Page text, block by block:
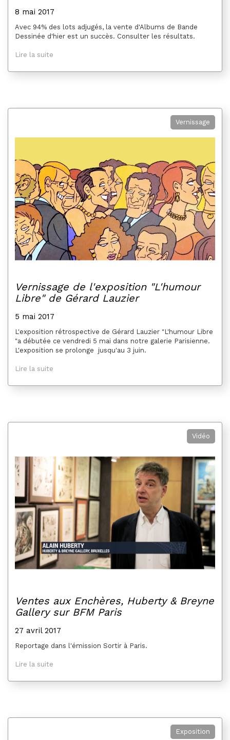
8 mai 2017
Avec 94% des lots adjugés, la vente d'Albums de Bande
Dessinée d'hier est un succès. Consulter les résultats.
Lire la suite
Vernissage
Vernissage de l'exposition "L'humour
Libre" de Gérard Lauzier
5 mai 2017
L'exposition rétrospective de Gérard Lauzier "L'humour Libre
"a débutée ce vendredi 5 mai dans notre galerie Parisienne.
L'exposition se prolonge jusqu'au 3 juin.
Lire la suite
Vidéo
Ventes aux Enchères, Huberty & Breyne
Gallery sur BFM Paris
27 avril 2017
Reportage dans l'émission Sortir à Paris.
Lire la suite
Exposition